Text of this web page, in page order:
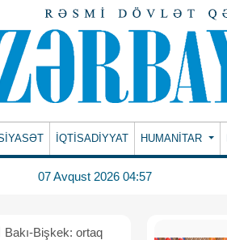
İQTİSADİYYAT HUMANITAR
07 Avqust 2026 04:57
Bakı-Bişkek: ortaq